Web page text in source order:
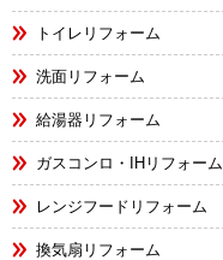
トイレリフォーム
洗面リフォーム
給湯器リフォーム
ガスコンロ・IHリフォーム
レンジフードリフォーム
換気扇リフォーム